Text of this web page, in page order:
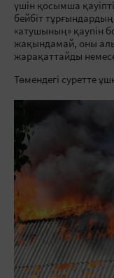
үшін қосымша
бейбіт
«атушының» қаупін
жақындамай, оны
жарақаттайды немесе
Төмендегі суретте